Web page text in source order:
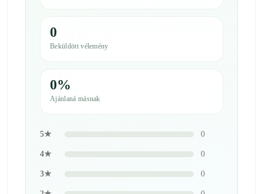
0
Beküldött vélemény
0%
Ajánlaná másnak
5★ 0
4★ 0
3★ 0